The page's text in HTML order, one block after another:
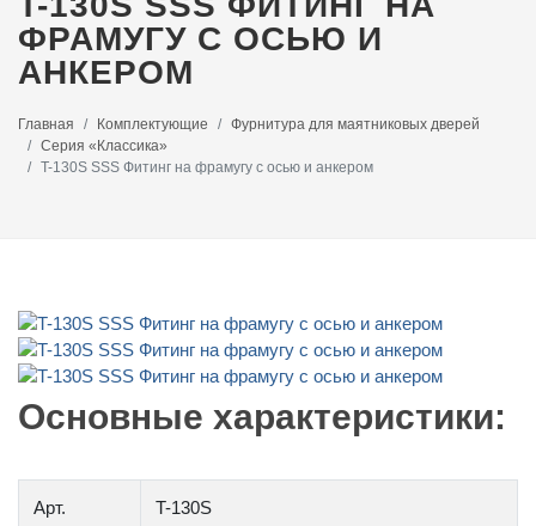
ФРАМУГУ С ОСЬЮ И
АНКЕРОМ
Главная Комплектующие
Фурнитура для маятниковых дверей
Серия «Классика»
T-130S SSS Фитинг на фрамугу с осью и анкером
Основные характеристики:
Арт. T-130S